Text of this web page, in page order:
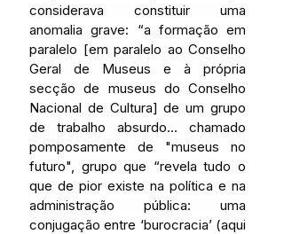
considerava constituir uma
anomalia grave: “a formação em
paralelo [em paralelo ao Conselho
Geral de Museus e à própria
secção de museus do Conselho
Nacional de Cultura] de um grupo
de trabalho absurdo… chamado
pomposamente de "museus no
futuro", grupo que “revela tudo o
que de pior existe na política e na
administração pública: uma
conjugação entre ‘burocracia’ (aqui